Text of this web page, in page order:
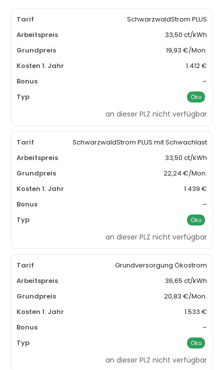
SchwarzwaldStrom PLUS
33,50 ct/kWh
19,93 €/Mon.
1.412 €
–
Öko
an dieser PLZ nicht verfügbar
SchwarzwaldStrom PLUS mit Schwachlast
33,50 ct/kWh
22,24 €/Mon.
1.439 €
–
Öko
an dieser PLZ nicht verfügbar
Grundversorgung Ökostrom
36,65 ct/kWh
20,83 €/Mon.
1.533 €
–
Öko
an dieser PLZ nicht verfügbar